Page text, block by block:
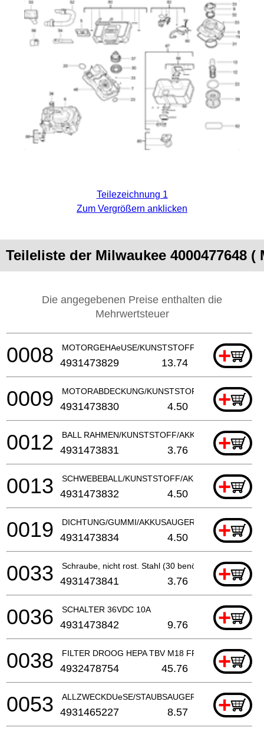
Teilezeichnung 1
Zum Vergrößern anklicken
Teileliste der Milwaukee 4000477648 (
Die angegebenen Preise enthalten die
Mehrwertsteuer
MOTORGEHAeUSE/KUNSTSTOFF/AKKUSAUGER
+
0008 4931473829 13.74
MOTORABDECKUNG/KUNSTSTOFF/AKKUSAUGER
+
0009 4931473830 4.50
BALL RAHMEN/KUNSTSTOFF/AKKUSAUGER
+
0012 4931473831 3.76
SCHWEBEBALL/KUNSTSTOFF/AKKUSAUGER
+
0013 4931473832 4.50
DICHTUNG/GUMMI/AKKUSAUGER +
0019 4931473834 4.50
Schraube, nicht rost. Stahl (30 benötigt) +
0033 4931473841 3.76
SCHALTER 36VDC 10A +
0036 4931473842 9.76
FILTER DROOG HEPA TBV M18 FPOVCL+
0038 4932478754 45.76
ALLZWECKDUeSE/STAUBSAUGER +
0053 4931465227 8.57